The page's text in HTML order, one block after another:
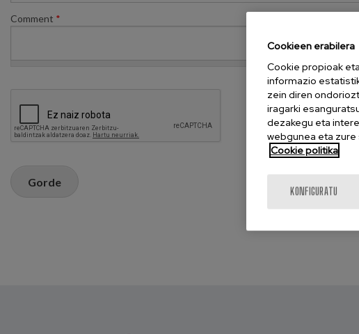
Comment *
Gorde
Cookieen erabilera
Cookie propioak
informazio
zein diren
iragarki
dezakegu eta
webgunea eta
Cookie politika
KONFIGURATU